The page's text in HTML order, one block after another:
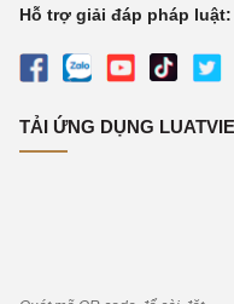
Hỗ trợ giải đáp pháp luật:
TẢI ỨNG DỤNG